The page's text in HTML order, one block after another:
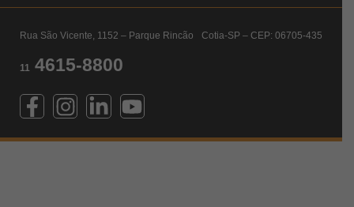
Rua São Vicente, 1152 – Parque Rincão Cotia-SP – CEP: 06705-435
11 4615-8800